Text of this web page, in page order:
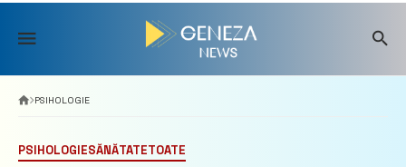
Skip
content
PSIHOLOGIE
PSIHOLOGIESĂNĂTATETOATE